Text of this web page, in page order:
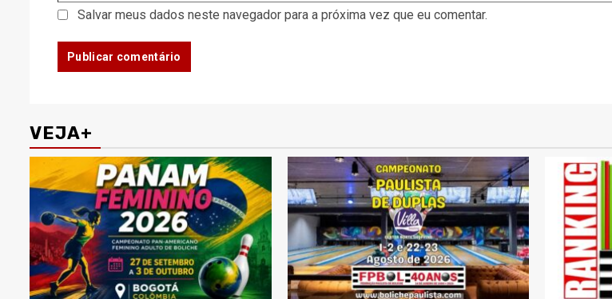
Salvar meus dados neste navegador para a próxima vez que eu comentar.
VEJA+